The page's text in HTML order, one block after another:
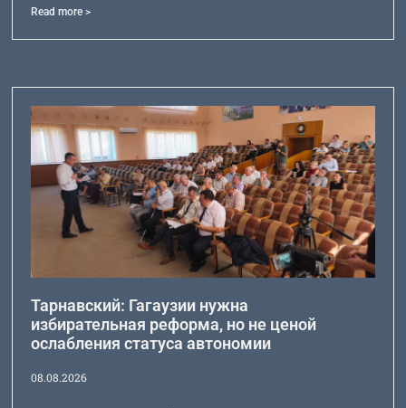
Read more >
Тарнавский: Гагаузии нужна
избирательная реформа, но не ценой
ослабления статуса автономии
08.08.2026